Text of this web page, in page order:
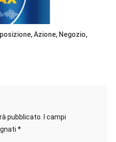
Azione, Negozio,
pubblicato.
I campi
*